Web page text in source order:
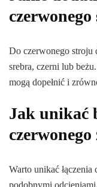
Do czerwonego stroju
srebra, czerni lub
mogą dopełnić i
Jak unikać
Warto unikać
podobnymi